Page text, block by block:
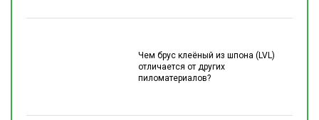
Чем брус клеёный из шпона (LVL)
отличается от других
пиломатериалов?